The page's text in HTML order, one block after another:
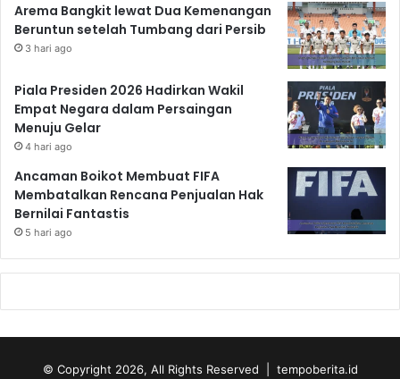
Arema Bangkit lewat Dua Kemenangan
Beruntun setelah Tumbang dari Persib
3 hari ago
Piala Presiden 2026 Hadirkan Wakil
Empat Negara dalam Persaingan
Menuju Gelar
4 hari ago
Ancaman Boikot Membuat FIFA
Membatalkan Rencana Penjualan Hak
Bernilai Fantastis
5 hari ago
© Copyright 2026, All Rights Reserved | tempoberita.id